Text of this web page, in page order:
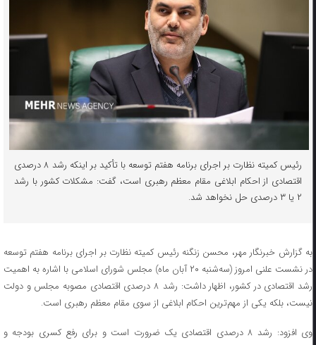
رئیس کمیته نظارت بر اجرای برنامه هفتم توسعه با تأکید بر اینکه رشد ۸ درصدی
اقتصادی از احکام ابلاغی مقام معظم رهبری است، گفت: مشکلات کشور با رشد
۲ یا ۳ درصدی حل نخواهد شد.
به گزارش خبرنگار مهر، محسن زنگنه رئیس کمیته نظارت بر اجرای برنامه هفتم توسعه
در نشست علنی امروز (سه‌شنبه ۲۰ آبان ماه) مجلس شورای اسلامی با اشاره به اهمیت
رشد اقتصادی در کشور، اظهار داشت: رشد ۸ درصدی اقتصادی مصوبه مجلس و دولت
نیست، بلکه یکی از مهم‌ترین احکام ابلاغی از سوی مقام معظم رهبری است.
وی افزود: رشد ۸ درصدی اقتصادی یک ضرورت است و برای رفع کسری بودجه و